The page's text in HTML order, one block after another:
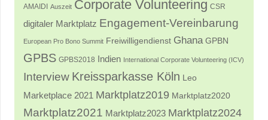
AMAIDI Auszeit Corporate Volunteering CSR
digitaler Marktplatz Engagement-Vereinbarung
European Pro Bono Summit Freiwilligendienst Ghana GPBN
GPBS GPBS2018 Indien International Corporate Volunteering (ICV)
Interview Kreissparkasse Köln Leo
Marketplace 2021 Marktplatz2019 Marktplatz2020
Marktplatz2021 Marktplatz2023 Marktplatz2024